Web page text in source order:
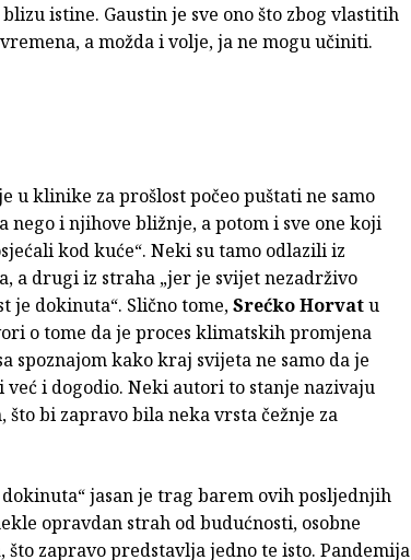
istine. Gaustin je sve ono što zbog vlastitih
a možda i volje, ja ne mogu učiniti.
u klinike za prošlost počeo puštati ne samo
nego i njihove bližnje, a potom i sve one koji
kod kuće“. Neki su tamo odlazili iz
a drugi iz straha „jer je svijet nezadrživo
je dokinuta“. Slično tome,Srećko Horvatu
o tome da je proces klimatskih promjena
spoznajom kako kraj svijeta ne samo da je
već i dogodio. Neki autori to stanje nazivaju
bi zapravo bila neka vrsta čežnje za
dokinuta“ jasan je trag barem ovih posljednjih
opravdan strah od budućnosti, osobne
zapravo predstavlja jedno te isto. Pandemija